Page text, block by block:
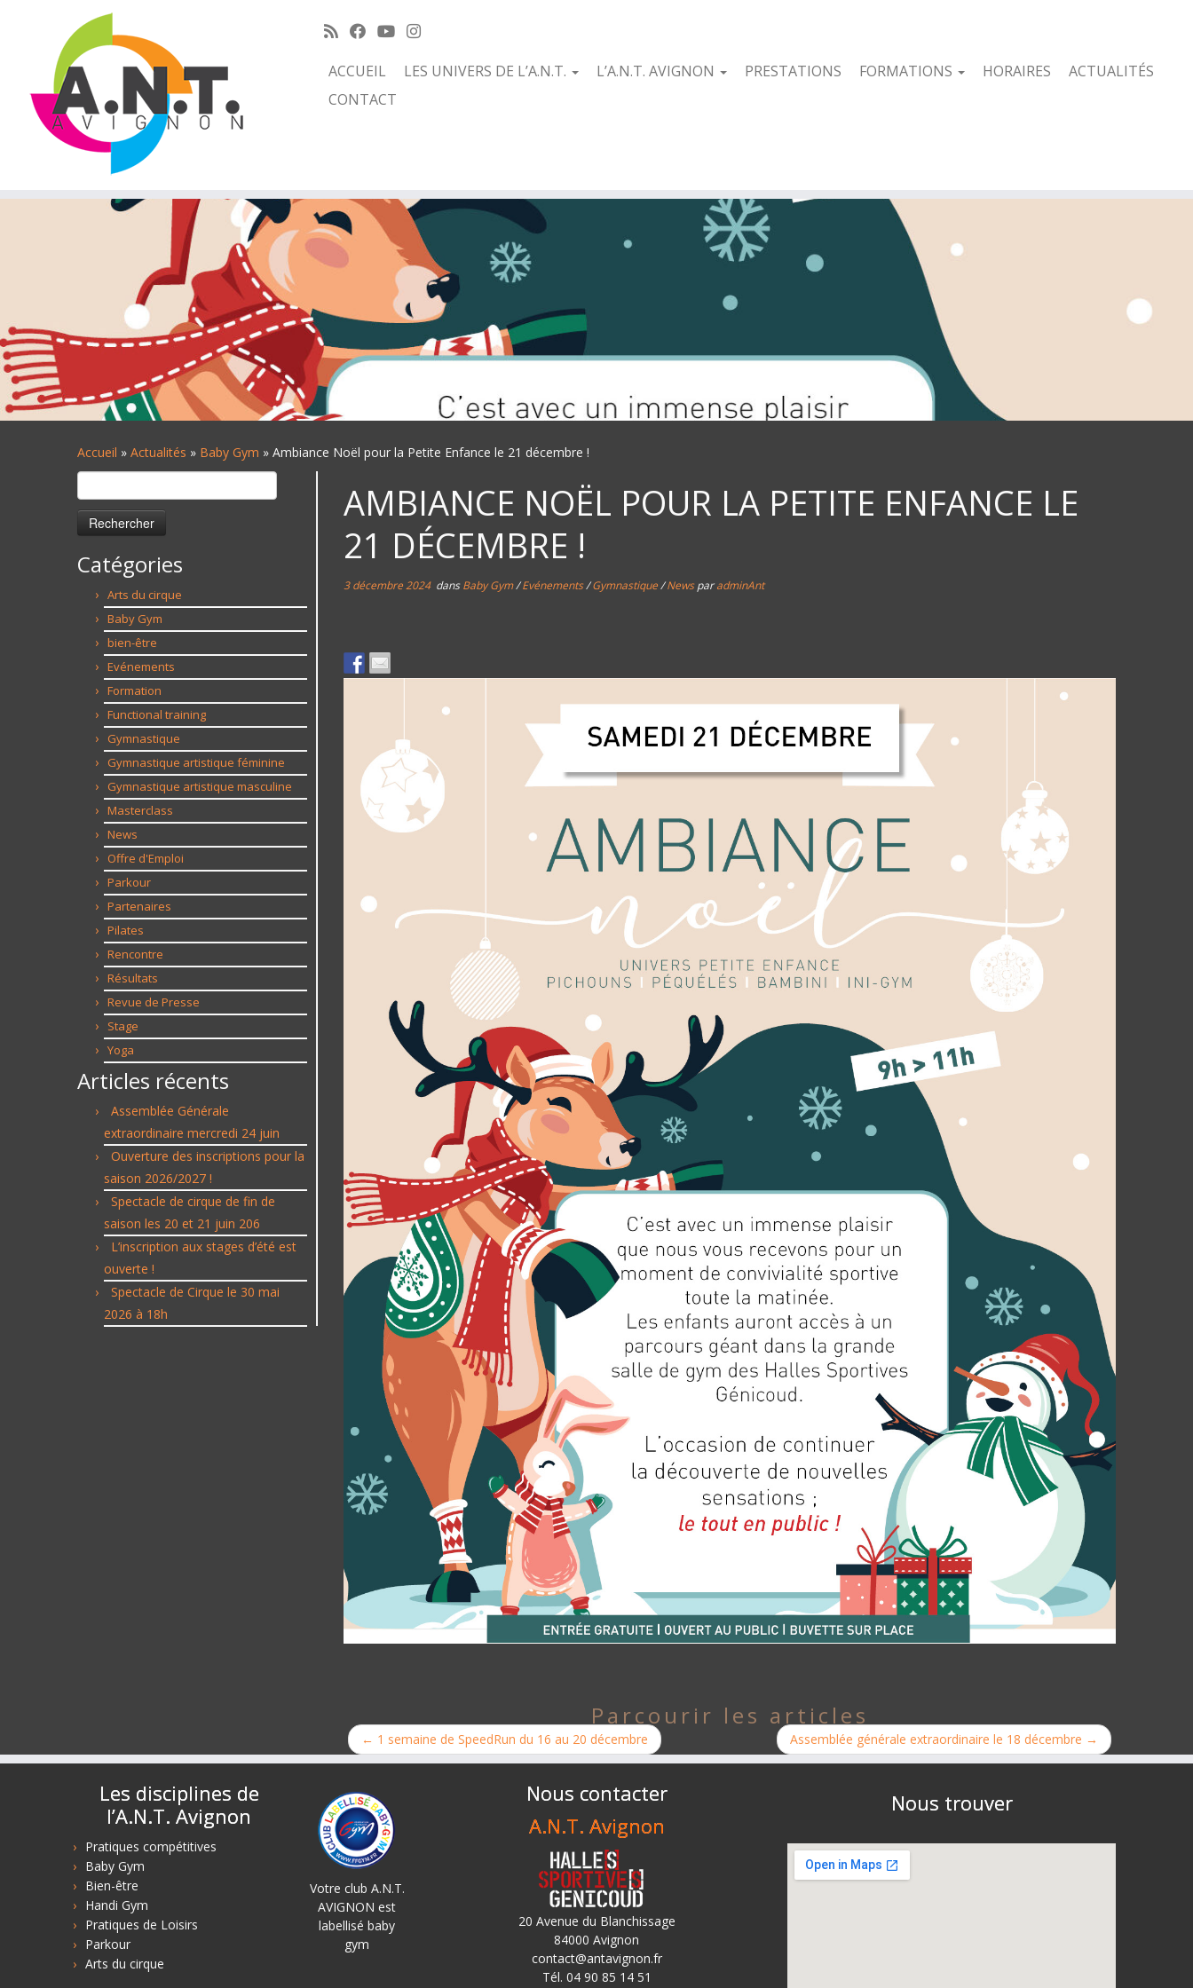
ACCUEIL LES UNIVERS DE L’A.N.T. L’A.N.T. AVIGNON PRESTATIONS FORMATIONS HORAIRES
ACTUALITÉS
CONTACT
Accueil » Actualités » Baby Gym » Ambiance Noël pour la Petite Enfance le 21 décembre !
Rechercher :
Catégories
Arts du cirque
Baby Gym
bien-être
Evénements
Formation
Functional training
Gymnastique
Gymnastique artistique féminine
Gymnastique artistique masculine
Masterclass
News
Offre d'Emploi
Parkour
Partenaires
Pilates
Rencontre
Résultats
Revue de Presse
Stage
Yoga
Articles récents
Assemblée Générale
extraordinaire mercredi 24 juin
Ouverture des inscriptions pour la
saison 2026/2027 !
Spectacle de cirque de fin de
saison les 20 et 21 juin 206
L’inscription aux stages d’été est
ouverte !
Spectacle de Cirque le 30 mai
2026 à 18h
AMBIANCE NOËL POUR LA PETITE ENFANCE LE
21 DÉCEMBRE !
3 décembre 2024dansBaby Gym/Evénements/Gymnastique/NewsparadminAnt
Parcourir les articles
← 1 semaine de SpeedRun du 16 au 20 décembre Assemblée générale extraordinaire le 18 décembre →
Les disciplines de
l’A.N.T. Avignon
Pratiques compétitives
Baby Gym
Bien-être
Handi Gym
Pratiques de Loisirs
Parkour
Arts du cirque
Votre club A.N.T.
AVIGNON est
labellisé baby
gym
Nous contacter
A.N.T. Avignon
20 Avenue du Blanchissage
84000 Avignon
contact@antavignon.fr
Tél. 04 90 85 14 51
Nous trouver